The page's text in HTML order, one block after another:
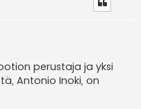
perustaja ja yksi
Antonio Inoki, on